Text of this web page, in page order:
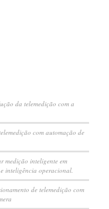
da telemedição com a
com automação de
medição inteligente em
inteligência operacional.
de telemedição com